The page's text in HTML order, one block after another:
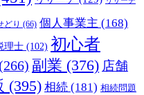
どり (66) 個人事業主 (168)
理士 (102) 初心者
副業 (376) 店舗
(395) 相続 (181) 相続問題